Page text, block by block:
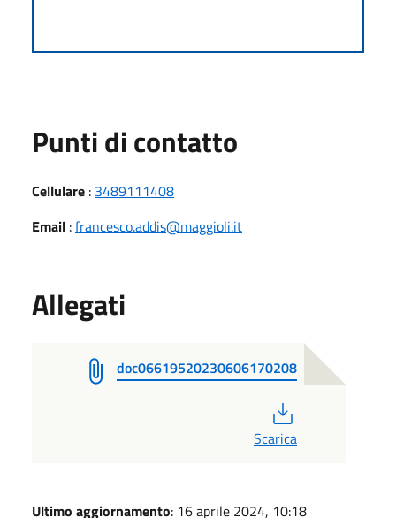
Punti di contatto
Cellulare : 3489111408
Email :francesco.addis@maggioli.it
Allegati
doc06619520230606170208
Scarica
Ultimo aggiornamento: 16 aprile 2024, 10:18